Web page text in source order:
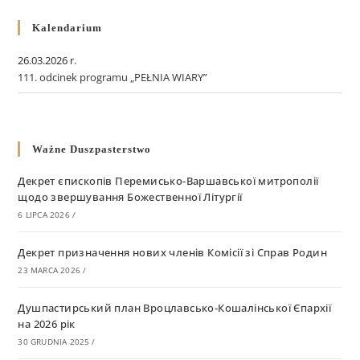
Kalendarium
26.03.2026 r.
111. odcinek programu „PEŁNIA WIARY”
Ważne Duszpasterstwo
Декрет єпископів Перемисько-Варшавської митрополії
щодо звершування Божественної Літургії
6 LIPCA 2026 /
Декрет призначення нових членів Комісії зі Справ Родин
23 MARCA 2026 /
Душпастирський план Вроцлавсько-Кошалінської Єпархії
на 2026 рік
30 GRUDNIA 2025 /